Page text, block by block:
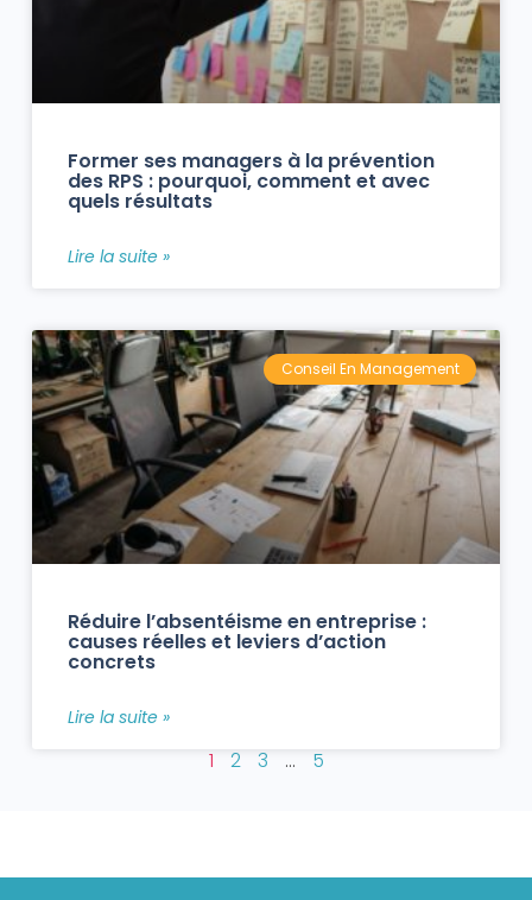
Former ses managers à la prévention
des RPS : pourquoi, comment et avec
quels résultats
Lire la suite »
Conseil En Management
Réduire l’absentéisme en entreprise :
causes réelles et leviers d’action
concrets
Lire la suite »
1 2 3 … 5